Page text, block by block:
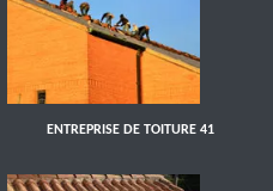
ENTREPRISE DE TOITURE 41